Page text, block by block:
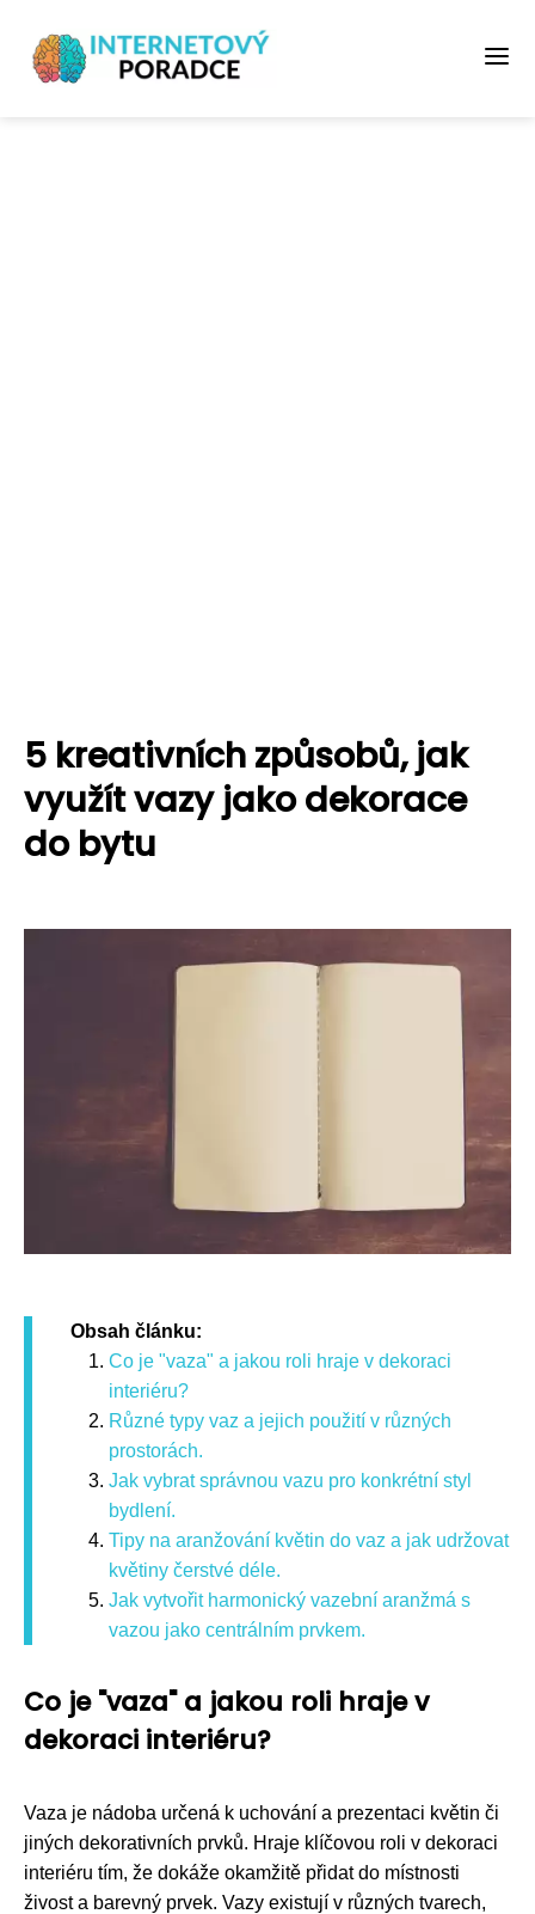
5 kreativních způsobů, jak
využít vazy jako dekorace
do bytu
Obsah článku:
Co je "vaza" a jakou roli hraje v dekoraci
interiéru?
Různé typy vaz a jejich použití v různých
prostorách.
Jak vybrat správnou vazu pro konkrétní styl
bydlení.
Tipy na aranžování květin do vaz a jak udržovat
květiny čerstvé déle.
Jak vytvořit harmonický vazební aranžmá s
vazou jako centrálním prvkem.
Co je "vaza" a jakou roli hraje v
dekoraci interiéru?
Vaza je nádoba určená k uchování a prezentaci květin či
jiných dekorativních prvků. Hraje klíčovou roli v dekoraci
interiéru tím, že dokáže okamžitě přidat do místnosti
živost a barevný prvek. Vazy existují v různých tvarech,